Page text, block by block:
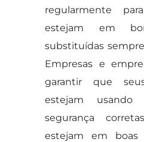
regularmente
estejam em
substituídas
Empresas e
garantir que
estejam
segurança
estejam em boas